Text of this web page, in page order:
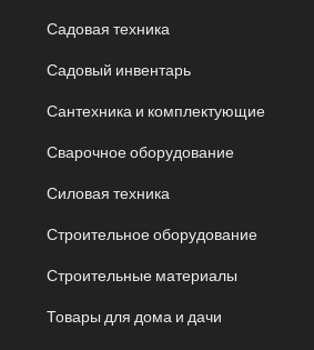
Садовая техника
Садовый инвентарь
Сантехника и комплектующие
Сварочное оборудование
Силовая техника
Строительное оборудование
Строительные материалы
Товары для дома и дачи